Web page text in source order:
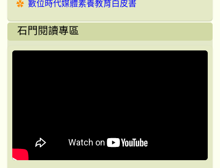
數位時代媒體素養教育白皮書
石門閱讀專區